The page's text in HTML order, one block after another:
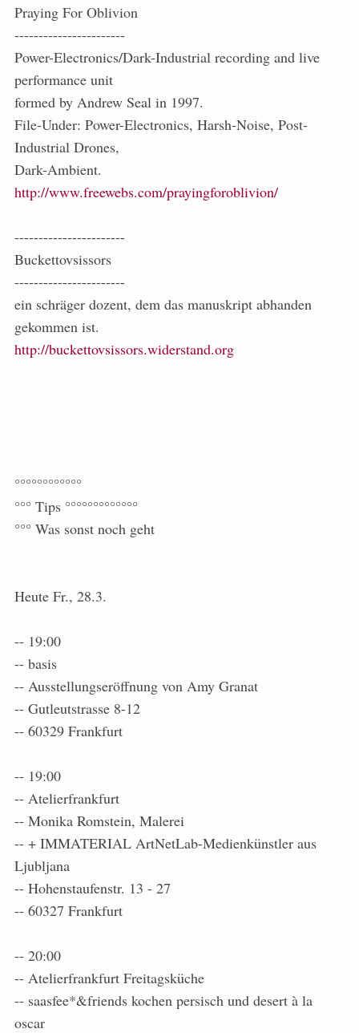
Praying For Oblivion
-----------------------
Power-Electronics/Dark-Industrial recording and live
performance unit
formed by Andrew Seal in 1997.
File-Under: Power-Electronics, Harsh-Noise, Post-
Industrial Drones,
Dark-Ambient.
http://www.freewebs.com/prayingforoblivion/
-----------------------
Buckettovsissors
-----------------------
ein schräger dozent, dem das manuskript abhanden
gekommen ist.
http://buckettovsissors.widerstand.org
°°°°°°°°°°°°
°°° Tips °°°°°°°°°°°°°
°°° Was sonst noch geht
Heute Fr., 28.3.
-- 19:00
-- basis
-- Ausstellungseröffnung von Amy Granat
-- Gutleutstrasse 8-12
-- 60329 Frankfurt
-- 19:00
-- Atelierfrankfurt
-- Monika Romstein, Malerei
-- + IMMATERIAL ArtNetLab-Medienkünstler aus
Ljubljana
-- Hohenstaufenstr. 13 - 27
-- 60327 Frankfurt
-- 20:00
-- Atelierfrankfurt Freitagsküche
-- saasfee*&friends kochen persisch und desert à la
oscar